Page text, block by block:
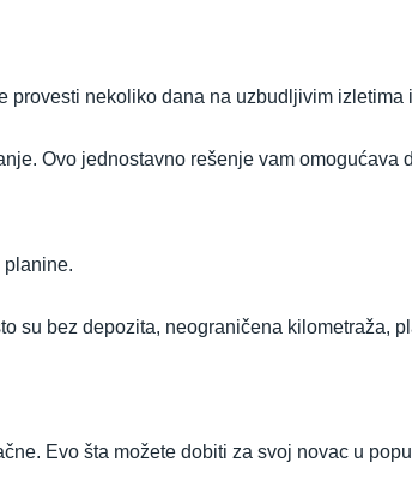
nekoliko dana na uzbudljivim izletima
Ovo jednostavno rešenje vam omogućava
planine.
su bez depozita, neograničena kilometraža,
Evo šta možete dobiti za svoj novac u